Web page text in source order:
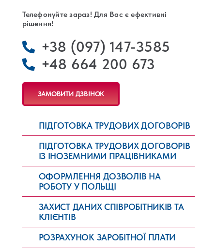
Телефонуйте зараз! Для Вас є ефективні
рішення!
+38 (097) 147-3585
+48 664 200 673
ЗАМОВИТИ ДЗВІНОК
ПІДГОТОВКА ТРУДОВИХ ДОГОВОРІВ
ПІДГОТОВКА ТРУДОВИХ ДОГОВОРІВ
ІЗ ІНОЗЕМНИМИ ПРАЦІВНИКАМИ
ОФОРМЛЕННЯ ДОЗВОЛІВ НА
РОБОТУ У ПОЛЬЩІ
ЗАХИСТ ДАНИХ СПІВРОБІТНИКІВ ТА
КЛІЄНТІВ
РОЗРАХУНОК ЗАРОБІТНОЇ ПЛАТИ